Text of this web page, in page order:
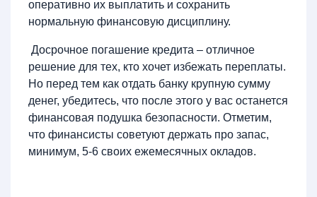
оперативно их выплатить и сохранить
нормальную финансовую дисциплину.
Досрочное погашение кредита – отличное
решение для тех, кто хочет избежать переплаты.
Но перед тем как отдать банку крупную сумму
денег, убедитесь, что после этого у вас останется
финансовая подушка безопасности. Отметим,
что финансисты советуют держать про запас,
минимум, 5-6 своих ежемесячных окладов.